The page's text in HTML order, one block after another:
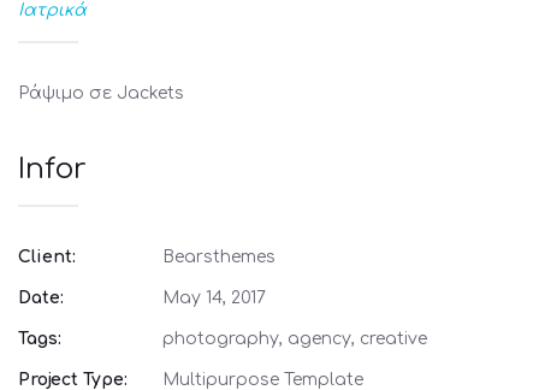
Ιατρικά
Ράψιμο σε Jackets
Infor
Client: Bearsthemes
Date: May 14, 2017
Tags: photography, agency, creative
Project Type: Multipurpose Template